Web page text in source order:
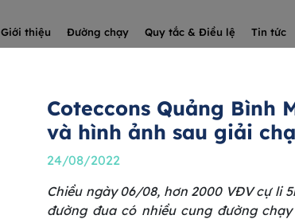
Giới thiệu Đường chạy Quy tắc & Điều lệ Tin tức
Coteccons Quảng Bình
và hình ảnh sau giải
24/08/2022
Chiều ngày 06/08, hơn 2000 VĐV cự li
đường đua có nhiều cung đường